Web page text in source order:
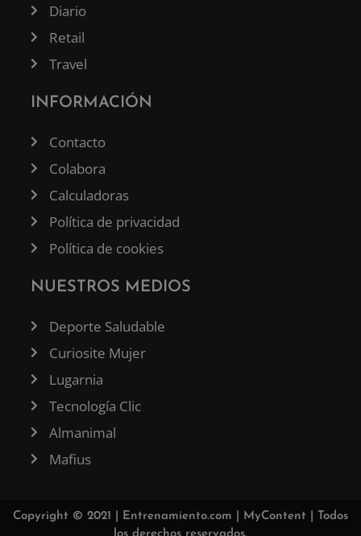
Diario
Retail
Travel
INFORMACIÓN
Contacto
Colabora
Calculadoras
Política de privacidad
Política de cookies
NUESTROS MEDIOS
Deporte Saludable
Curiosite Mujer
Lugarnia
Tecnología Clic
Almanimal
Mafius
Copyright © 2021 | Entrenamiento.com MyContent | Todos